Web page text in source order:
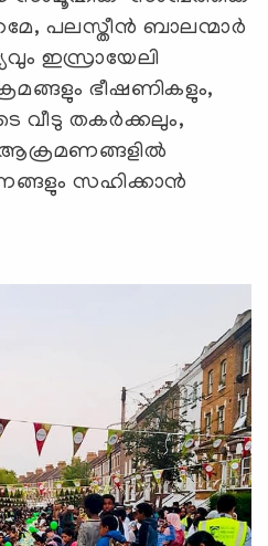
പലസ്തീൻ ബാലന്മാർ
ഇസ്രായേലി
ഭീഷണികളും,
വീടു തകർക്കലും,
ആക്രമണങ്ങളിൽ
സഹിക്കാൻ